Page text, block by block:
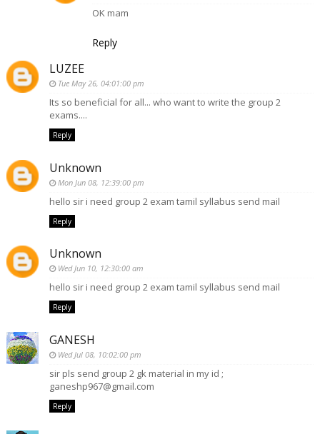
OK mam
Reply
LUZEE
Tue May 26, 04:01:00 pm
Its so beneficial for all... who want to write the group 2
exams....
Reply
Unknown
Mon Jun 08, 12:39:00 pm
hello sir i need group 2 exam tamil syllabus send mail
Reply
Unknown
Wed Jun 10, 12:30:00 am
hello sir i need group 2 exam tamil syllabus send mail
Reply
GANESH
Wed Jul 08, 10:02:00 pm
sir pls send group 2 gk material in my id ;
ganeshp967@gmail.com
Reply